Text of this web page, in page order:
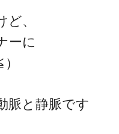
、
ーに
脈と静脈です